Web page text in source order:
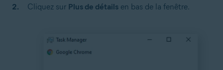
Cliquez sur Plus de détails en bas de la fenêtre.